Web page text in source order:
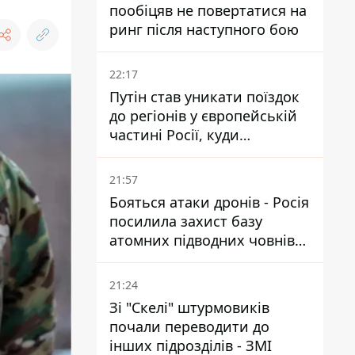
пообіцяв не повертатися на
ринг після наступного бою
22:17
Путін став уникати поїздок
до регіонів у європейській
частині Росії, куди
регулярно долітають дрони
21:57
Бояться атаки дронів - Росія
посилила захист базу
атомних підводних човнів
за 7400 км від України
21:24
Зі "Скелі" штурмовиків
почали переводити до
інших підрозділів - ЗМІ